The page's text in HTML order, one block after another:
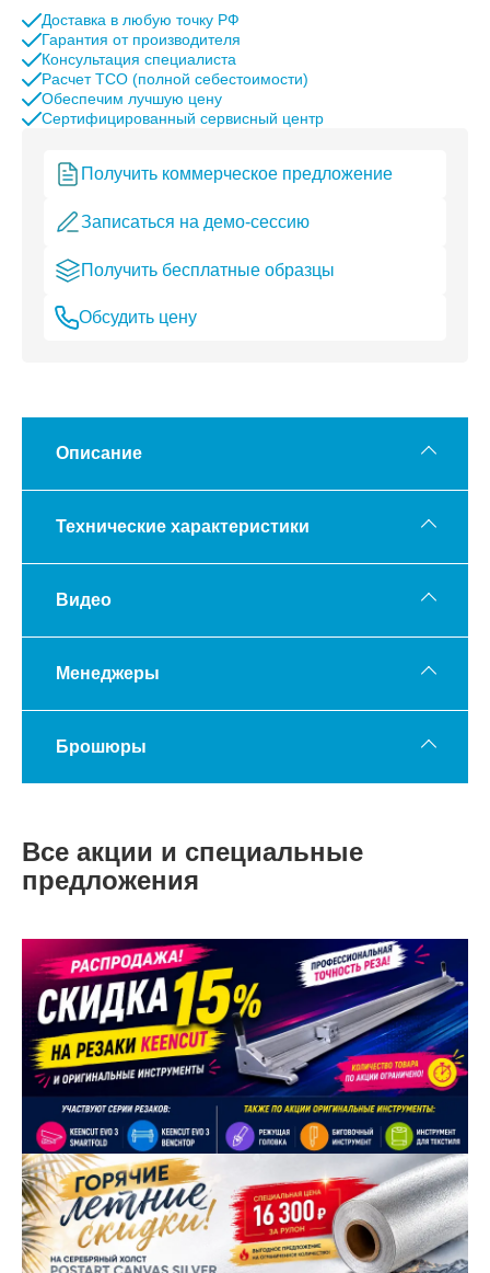
Доставка в любую точку РФ
Гарантия от производителя
Консультация специалиста
Расчет TCO (полной себестоимости)
Обеспечим лучшую цену
Сертифицированный сервисный центр
Получить коммерческое предложение
Записаться на демо-сессию
Получить бесплатные образцы
Обсудить цену
Описание
Технические характеристики
Видео
Менеджеры
Брошюры
Все акции и специальные
предложения